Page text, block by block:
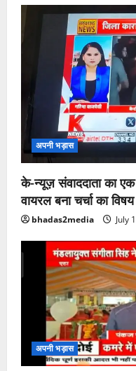
अपनी भड़ास
के-न्यूज़ संवाददाता का
वायरल बना चर्चा का
bhadas2media July
अपनी भड़ास